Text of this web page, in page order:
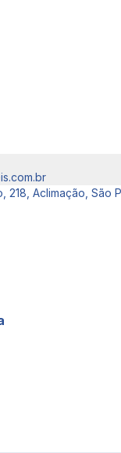
218, Aclimação, São